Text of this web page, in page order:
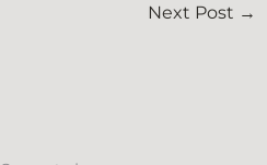
Next Post →